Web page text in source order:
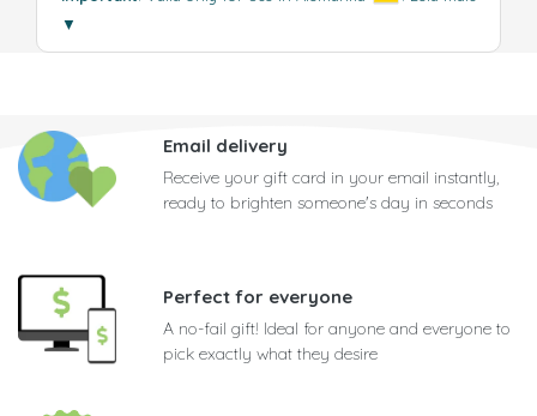
▼
Email delivery
Receive your gift card in your email instantly,
ready to brighten someone's day in seconds
Perfect for everyone
A no-fail gift! Ideal for anyone and everyone to
pick exactly what they desire